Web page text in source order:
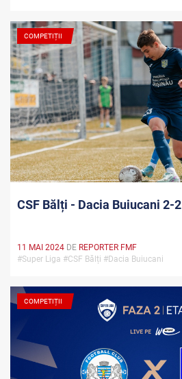
COMPETIȚII
CSF Bălți - Dacia Buiucani 2-2
11 MAI 2024 DE REPORTER FMF
#Super Liga #CSF Bălți #Dacia Buiucani
COMPETIȚII